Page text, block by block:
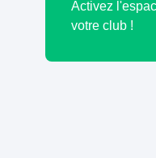
Activez
votre club !